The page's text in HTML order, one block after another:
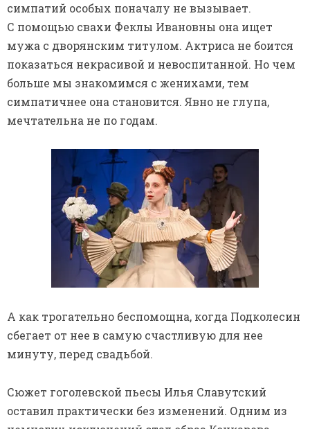
симпатий особых поначалу не вызывает.
С помощью свахи Феклы Ивановны она ищет
мужа с дворянским титулом. Актриса не боится
показаться некрасивой и невоспитанной. Но чем
больше мы знакомимся с женихами, тем
симпатичнее она становится. Явно не глупа,
мечтательна не по годам.
А как трогательно беспомощна, когда Подколесин
сбегает от нее в самую счастливую для нее
минуту, перед свадьбой.
Сюжет гоголевской пьесы Илья Славутский
оставил практически без изменений. Одним из